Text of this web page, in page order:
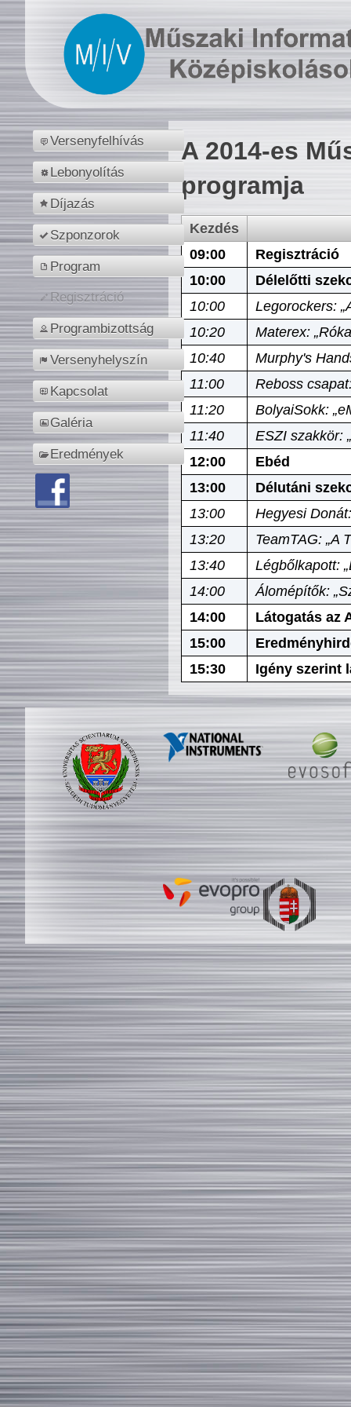
Versenyfelhívás
Lebonyolítás
Díjazás
Szponzorok
Program
Regisztráció
Programbizottság
Versenyhelyszín
Kapcsolat
Galéria
Eredmények
A 2014-es
programja
Kezdés
09:00
Regisztráció
10:00
Délelőtti
10:00
Legorockers:
10:20
Materex:
10:40
Murphy's
11:00
Reboss
11:20
BolyaiSokk:
11:40
ESZI szakkör:
12:00
Ebéd
13:00
Délutáni
13:00
Hegyesi
13:20
TeamTAG: „A
13:40
Légbőlkapott:
14:00
Álomépítők:
14:00
Látogatás az
15:00
15:30
Igény szerint